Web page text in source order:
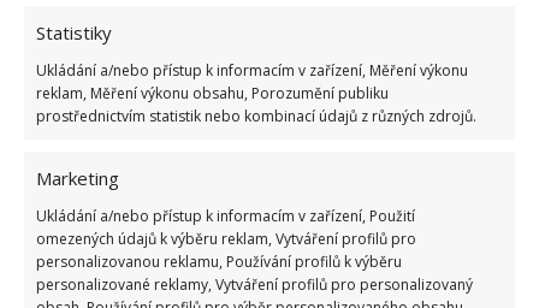
Statistiky
Ukládání a/nebo přístup k informacím v zařízení, Měření výkonu
reklam, Měření výkonu obsahu, Porozumění publiku
prostřednictvím statistik nebo kombinací údajů z různých zdrojů.
Marketing
Ukládání a/nebo přístup k informacím v zařízení, Použití
omezených údajů k výběru reklam, Vytváření profilů pro
personalizovanou reklamu, Používání profilů k výběru
personalizované reklamy, Vytváření profilů pro personalizovaný
zahradě a pokud patříte mezi tyto lidi, můžete
používat čistě přírodní prostředky.Připravte si 2
stroužky česneku, které je potřeba rozmáčknout
česnek ve vodě odstát přes noc. Druhý den můžete
tekutinu použít na stonky rostlin a mšice budou
rázem pryč.
Zdroj:Cpykami